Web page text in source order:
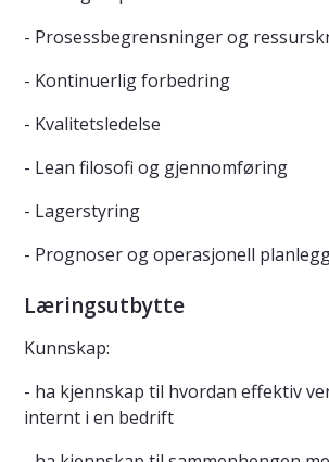
- Prosessbegrensninger og
- Kontinuerlig forbedring
- Kvalitetsledelse
- Lean filosofi og gjennomføring
- Lagerstyring
- Prognoser og operasjonell
Læringsutbytte
Kunnskap:
- ha kjennskap til hvordan effektiv
internt i en bedrift